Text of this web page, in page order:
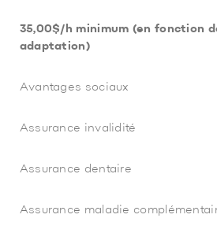
35,00$/h minimum (en fonction
adaptation)
Avantages sociaux
Assurance invalidité
Assurance dentaire
Assurance maladie